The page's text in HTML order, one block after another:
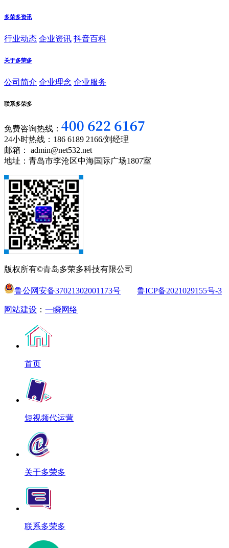
多荣多资讯
行业动态 企业资讯 抖音百科
关于多荣多
公司简介 企业理念 企业服务
联系多荣多
免费咨询热线：
24小时热线：186 6189 2166/刘经理
邮箱： admin@net532.net
地址：青岛市李沧区中海国际广场1807室
版权所有©青岛多荣多科技有限公司
鲁公网安备37021302001173号 鲁ICP备2021029155号-3
网站建设 ： 一瞬网络
首页
短视频代运营
关于多荣多
联系多荣多